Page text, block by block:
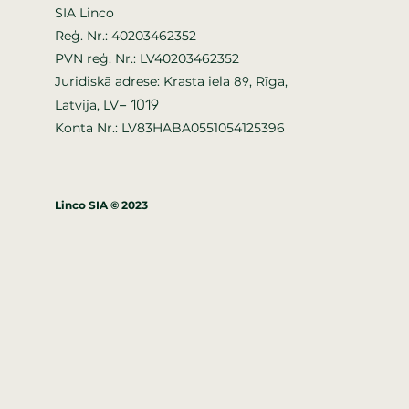
SIA Linco
Reģ. Nr.: 40203462352
PVN reģ. Nr.: LV40203462352
Juridiskā adrese: Krasta iela89, Rīga,
Latvija, LV– 1019
Konta Nr.: LV83HABA0551054125396
Linco SIA © 2023